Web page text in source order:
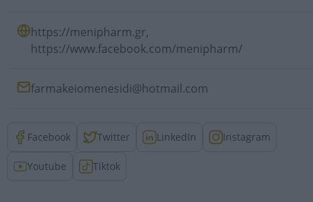
https://menipharm.gr,
https://www.facebook.com/menipharm/
farmakeiomenesidi@hotmail.com
Facebook Twitter LinkedIn Instagram
Youtube Tiktok